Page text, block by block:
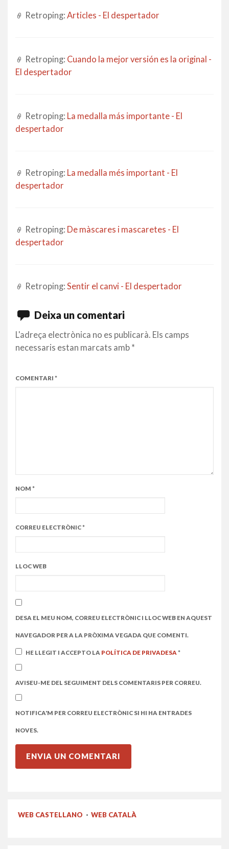
Retroping: Articles - El despertador
Retroping: Cuando la mejor versión es la original -
El despertador
Retroping: La medalla más importante - El
despertador
Retroping: La medalla més important - El
despertador
Retroping: De màscares i mascaretes - El
despertador
Retroping: Sentir el canvi - El despertador
Deixa un comentari
L'adreça electrònica no es publicarà. Els camps
necessaris estan marcats amb *
COMENTARI *
NOM *
CORREU ELECTRÒNIC*
LLOC WEB
DESA EL MEU NOM, CORREU ELECTRÒNIC I LLOC WEB EN AQUEST
NAVEGADOR PER A LA PRÒXIMA VEGADA QUE COMENTI.
HE LLEGIT I ACCEPTO LA POLÍTICA DE PRIVADESA *
AVISEU-ME DEL SEGUIMENT DELS COMENTARIS PER CORREU.
NOTIFICA'M PER CORREU ELECTRÒNIC SI HI HA ENTRADES
NOVES.
WEB CASTELLANO · WEB CATALÀ